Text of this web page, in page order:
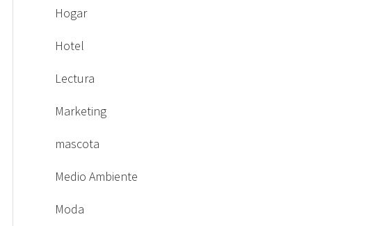
Hogar
Hotel
Lectura
Marketing
mascota
Medio Ambiente
Moda